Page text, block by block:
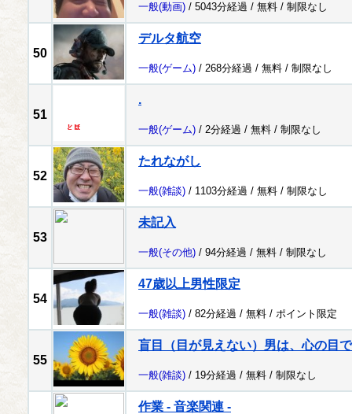
一般(動画) / 5043分経過 / 無料 / 制限なし
50
デルタ航空
一般(ゲーム) / 268分経過 / 無料 / 制限なし
51
.
一般(ゲーム) / 2分経過 / 無料 / 制限なし
52
たれながし
一般(雑談) / 1103分経過 / 無料 / 制限なし
53
未記入
一般(その他) / 94分経過 / 無料 / 制限なし
54
47歳以上男性限定
一般(雑談) / 82分経過 / 無料 / ポイント限定
55
盲目（目が見えない）男は、心の目
一般(雑談) / 19分経過 / 無料 / 制限なし
作業 - 音楽関連 -